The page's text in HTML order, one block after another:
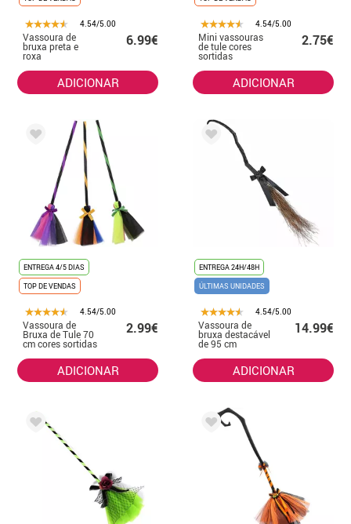
4.54/5.00
Vassoura de
bruxa preta e
roxa
6.99€
ADICIONAR
4.54/5.00
Mini vassouras
de tule cores
sortidas
2.75€
ADICIONAR
ENTREGA 4/5 DIAS
TOP DE VENDAS
4.54/5.00
Vassoura de
Bruxa de Tule 70
cm cores sortidas
2.99€
ADICIONAR
ENTREGA 24H/48H
ÚLTIMAS UNIDADES
4.54/5.00
Vassoura de
bruxa destacável
de 95 cm
14.99€
ADICIONAR